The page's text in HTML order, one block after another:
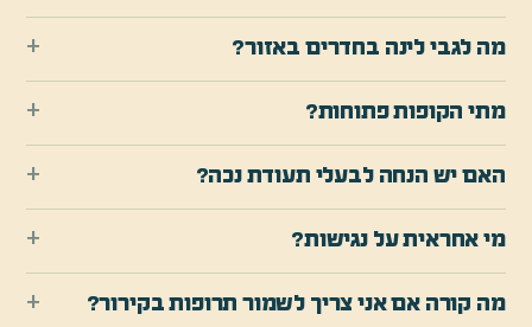
מה לגבי לינה בחדרים באזור? +
מתי הקופות פתוחות? +
האם יש הנחה לבעלי תעודת נכה? +
מי אחראית על נגישות? +
מה קורה אם אני צריך לשמור תרופות בקירור? +